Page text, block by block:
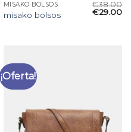
MISAKO BOLSOS
misako bolsos
€38.00
€29.00
¡Oferta!